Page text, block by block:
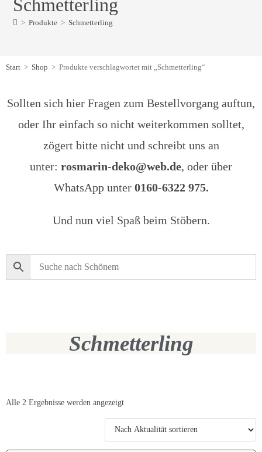
Schmetterling
> Produkte > Schmetterling
Start > Shop > Produkte verschlagwortet mit „Schmetterling“
Sollten sich hier Fragen zum Bestellvorgang auftun,
oder Ihr einfach so nicht weiterkommen solltet,
zögert bitte nicht und schreibt uns an
unter: rosmarin-deko@web.de, oder über
WhatsApp unter 0160-6322 975.
Und nun viel Spaß beim Stöbern.
Schmetterling
Alle 2 Ergebnisse werden angezeigt